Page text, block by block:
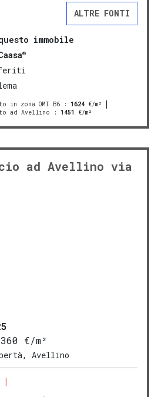
ALTRE FONTI
questo immobile
®
in zona OMI B6 : 1624 €/m²
ad Avellino : 1451 €/m²
ad Avellino via
€/m²
Avellino